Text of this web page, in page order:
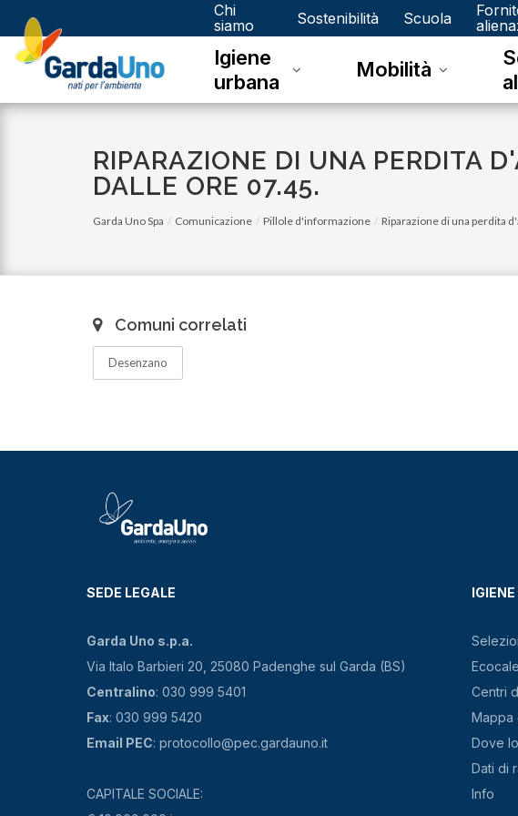
Gardauno
Spa
Chi
siamo
Sostenibilità Scuola
Igiene
urbana
Mobilità
RIPARAZIONE DI UNA PERDITA
DALLE ORE 07.45.
Garda Uno Spa Comunicazione Pillole d'informazione Riparazione di una perdita
Comuni correlati
Desenzano
SEDE LEGALE
Garda Uno s.p.a.
Via Italo Barbieri 20, 25080 Padenghe sul Garda (BS)
Centralino: 030 999 5401
Fax: 030 999 5420
Email PEC: protocollo@pec.gardauno.it
CAPITALE SOCIALE:
Centri
Mappa
Dove
Dati di
Info